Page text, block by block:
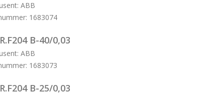
ABB
1683074
B-40/0,03
ABB
1683073
B-25/0,03